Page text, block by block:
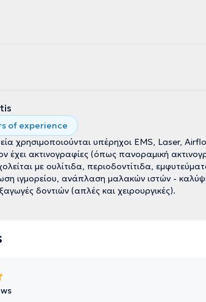
of experience
χρησιμοποιούνται υπέρηχοι EMS, Laser,
ακτινογραφίες (όπως πανοραμική
με ουλίτιδα, περιοδοντίτιδα,
ιγμορείου, ανάπλαση μαλακών ιστών -
δοντιών (απλές και χειρουργικές).